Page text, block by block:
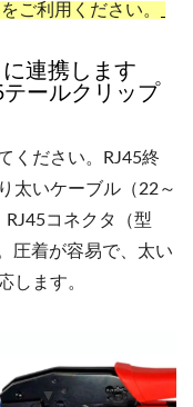
ご利用ください。
連携します
ールクリップ
ください。RJ45終
太いケーブル（22～
コネクタ（型
圧着が容易で、太い
します。